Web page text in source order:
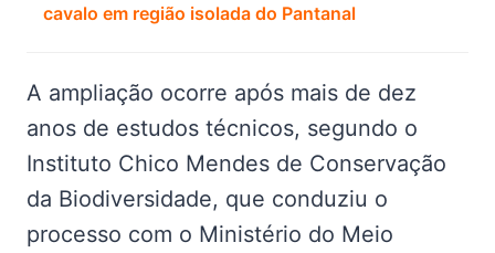
cavalo em região isolada do Pantanal
A ampliação ocorre após mais de dez
anos de estudos técnicos, segundo o
Instituto Chico Mendes de Conservação
da Biodiversidade, que conduziu o
processo com o Ministério do Meio